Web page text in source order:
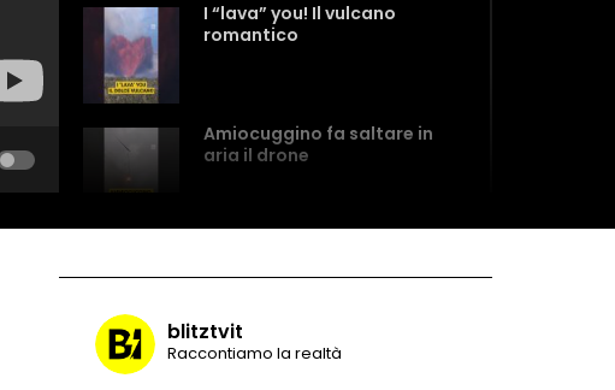
I “lava” you! Il vulcano
romantico
Amiocuggino fa saltare in
aria il drone
blitztvit
Raccontiamo la realtà